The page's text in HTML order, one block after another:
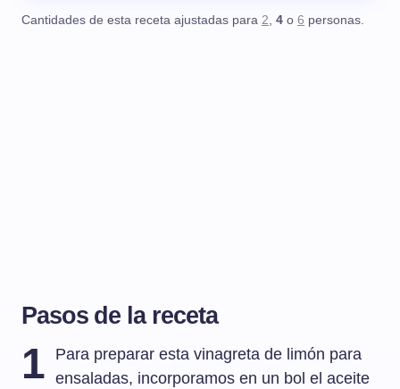
Cantidades de esta receta ajustadas para 2, 4 o 6 personas.
Pasos de la receta
1
Para preparar esta vinagreta de limón para
ensaladas, incorporamos en un bol el aceite